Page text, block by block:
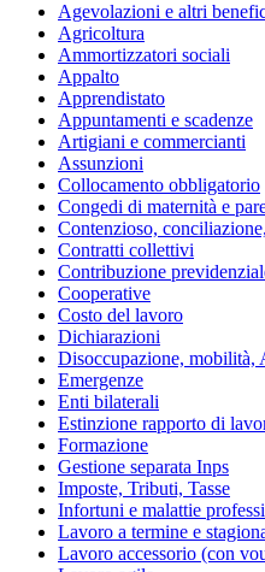
Agevolazioni e altri
Agricoltura
Ammortizzatori sociali
Appalto
Apprendistato
Appuntamenti e scadenze
Artigiani e commercianti
Assunzioni
Collocamento obbligatorio
Congedi di maternità e
Contenzioso,
Contratti collettivi
Contribuzione
Cooperative
Costo del lavoro
Dichiarazioni
Disoccupazione, mobilità,
Emergenze
Enti bilaterali
Estinzione rapporto di
Formazione
Gestione separata Inps
Imposte, Tributi, Tasse
Infortuni e malattie
Lavoro a termine e
Lavoro accessorio (con